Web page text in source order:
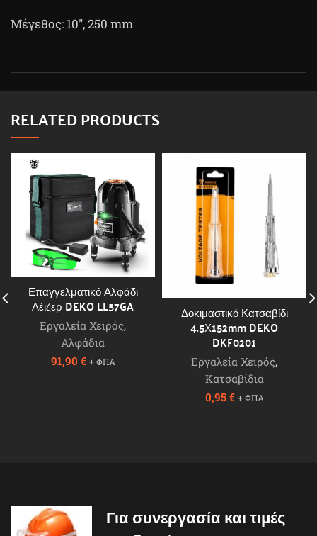
Μέγεθος: 10″, 250 mm
RELATED PRODUCTS
Επαγγελματικό Αλφάδι
Λέιζερ DEKO LL57GA
Εργαλεία Χειρός,
Αλφάδια
91,90 € + ΦΠΑ
Δοκιμαστικό Κατσαβίδι
4.5Χ152mm DEKO
DKF0201
Εργαλεία Χειρός,
Κατσαβίδια
0,95 € + ΦΠΑ
Για συνεργασία και τιμές